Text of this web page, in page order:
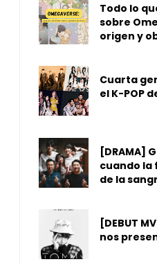
Todo lo
sobre
origen y
Cuarta
el K-POP
[DRAMA]
cuando la
de la
[DEBUT
nos